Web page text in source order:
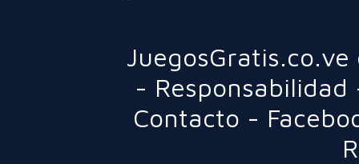
JuegosGratis.co.ve
- Responsabilidad
Contacto -